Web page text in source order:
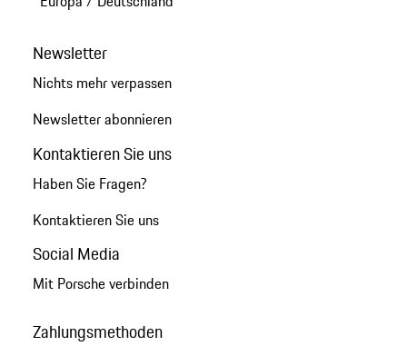
Newsletter
Nichts mehr verpassen
Newsletter abonnieren
Kontaktieren Sie uns
Haben Sie Fragen?
Kontaktieren Sie uns
Social Media
Mit Porsche verbinden
Zahlungsmethoden